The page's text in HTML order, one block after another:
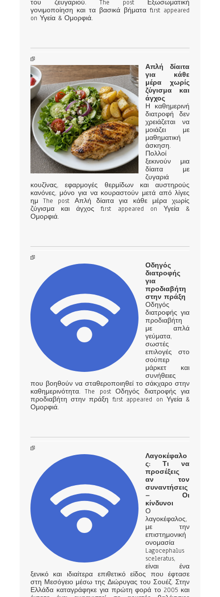
του ζευγαριού. The post Εξωσωματική
γονιμοποίηση και τα βασικά βήματα first appeared
on Υγεία & Ομορφιά.
Απλή δίαιτα
για κάθε
μέρα χωρίς
ζύγισμα και
άγχος
Η καθημερινή
διατροφή δεν
χρειάζεται να
μοιάζει με
μαθηματική
άσκηση.
Πολλοί
ξεκινούν μια
δίαιτα με
ζυγαριά
κουζίνας, εφαρμογές θερμίδων και αυστηρούς
κανόνες, μόνο για να κουραστούν μετά από λίγες
ημ The post Απλή δίαιτα για κάθε μέρα χωρίς
ζύγισμα και άγχος first appeared on Υγεία &
Ομορφιά.
Οδηγός
διατροφής
για
προδιαβήτη
στην πράξη
Οδηγός
διατροφής για
προδιαβήτη
με απλά
γεύματα,
σωστές
επιλογές στο
σούπερ
μάρκετ και
συνήθειες
που βοηθούν να σταθεροποιηθεί το σάκχαρο στην
καθημερινότητα. The post Οδηγός διατροφής για
προδιαβήτη στην πράξη first appeared on Υγεία &
Ομορφιά.
Λαγοκέφαλο
ς: Τι να
προσέξεις
αν τον
συναντήσεις
– Οι
κίνδυνοι
Ο
λαγοκέφαλος,
με την
επιστημονική
ονομασία
Lagocephalus
sceleratus,
είναι ένα
ξενικό και ιδιαίτερα επιθετικό είδος που έφτασε
στη Μεσόγειο μέσω της Διώρυγας του Σουέζ. Στην
Ελλάδα καταγράφηκε για πρώτη φορά το 2005 και